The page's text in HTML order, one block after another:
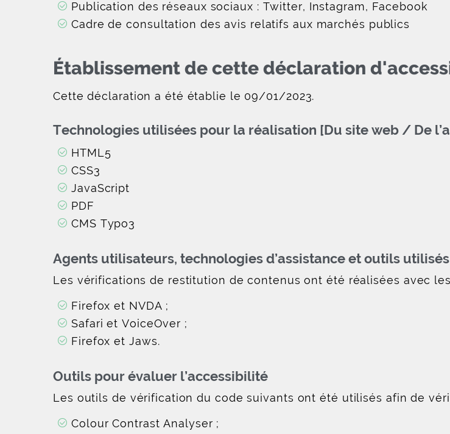
Publication des réseaux sociaux : Twitter, Instagram, Facebook
Cadre de consultation des avis relatifs aux marchés publics
Établissement de cette déclaration
Cette déclaration a été établie le 09/01/2023.
Technologies utilisées pour la réalisation [Du site web / De
HTML5
CSS3
JavaScript
PDF
CMS Typo3
Agents utilisateurs, technologies d’assistance et outils
Les vérifications de restitution de contenus ont été réalisées avec
Firefox et NVDA ;
Safari et VoiceOver ;
Firefox et Jaws.
Outils pour évaluer l’accessibilité
Les outils de vérification du code suivants ont été utilisés afin de
Colour Contrast Analyser ;